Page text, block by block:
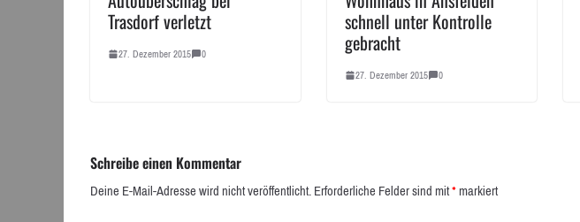
Trasdorf verletzt
27. Dezember 2015 0
schnell unter Kontrolle
gebracht
27. Dezember 2015 0
Schreibe einen Kommentar
Deine E-Mail-Adresse wird nicht veröffentlicht.Erforderliche Felder sind mit*markiert